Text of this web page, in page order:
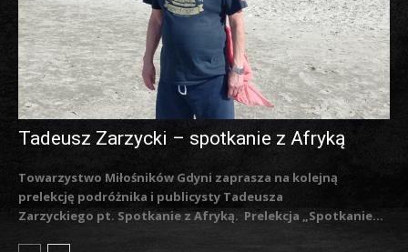
Tadeusz Zarzycki – spotkanie z Afryką
Towarzystwo Miłośników Gdyni zaprasza na kolejną
prelekcję podróżnika i publicysty Tadeusza
Zarzyckiego pt. Spotkanie z Afryką. Prelekcja „Spotkanie...